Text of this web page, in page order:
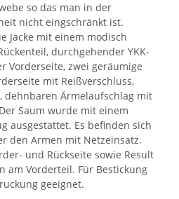
so das man in der
nicht eingschränkt ist.
Jacke mit einem modisch
durchgehender YKK-
Vorderseite, zwei geräumige
mit Reißverschluss,
dehnbaren Ärmelaufschlag mit
Saum wurde mit einem
ausgestattet. Es befinden sich
den Armen mit Netzeinsatz.
und Rückseite sowie Result
am Vorderteil. Für Bestickung
geeignet.